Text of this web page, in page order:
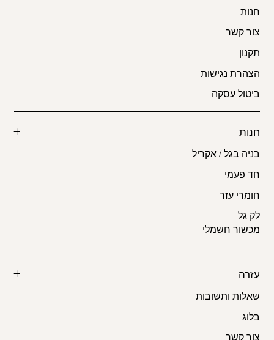
חנות
צור קשר
תקנון
הצהרת נגישות
ביטול עסקה
חנות
בניה בגל / אקריל
חד פעמי
חומרי עזר
לק גל
מכשור חשמלי
עזרה
שאלות ותשובות
בלוג
צור קשר